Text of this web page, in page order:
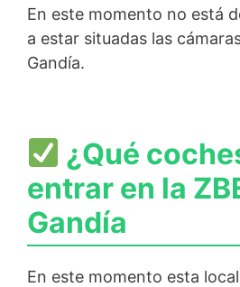
En este momento no está
a estar situadas las
Gandía.
¿Qué
entrar en la
Gandía
En este momento esta